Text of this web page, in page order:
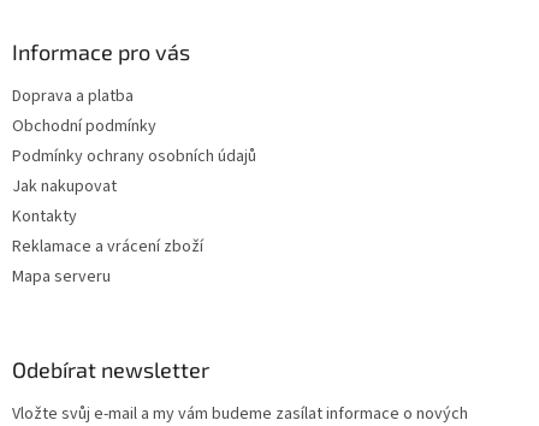
Informace pro vás
Doprava a platba
Obchodní podmínky
Podmínky ochrany osobních údajů
Jak nakupovat
Kontakty
Reklamace a vrácení zboží
Mapa serveru
Odebírat newsletter
Vložte svůj e-mail a my vám budeme zasílat informace o nových